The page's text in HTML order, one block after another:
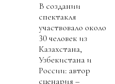
В создании
спектакля
участвовало около
30 человек из
Казахстана,
Узбекистана и
России: автор
сценария –